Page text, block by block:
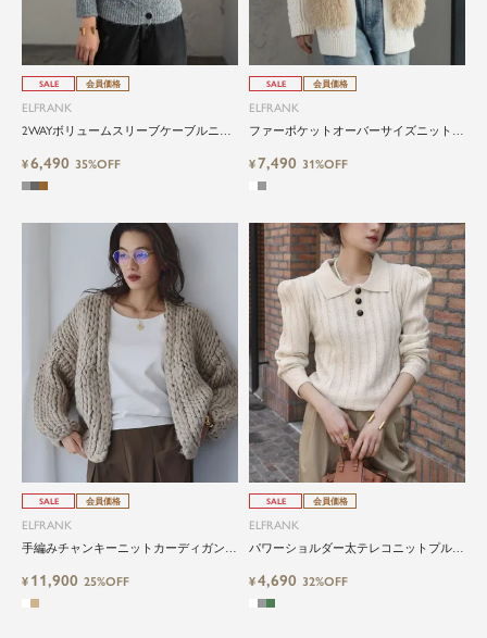
SALE 会員価格
ELFRANK
2WAYボリュームスリーブケーブルニッ
¥6,490 35%OFF
SALE 会員価格
ELFRANK
ファーポケットオーバーサイズニットカ
¥7,490 31%OFF
SALE 会員価格
ELFRANK
手編みチャンキーニットカーディガン／
¥ 11,900 25%OFF
SALE 会員価格
ELFRANK
パワーショルダー太テレコニットプルオ
¥4,690 32%OFF